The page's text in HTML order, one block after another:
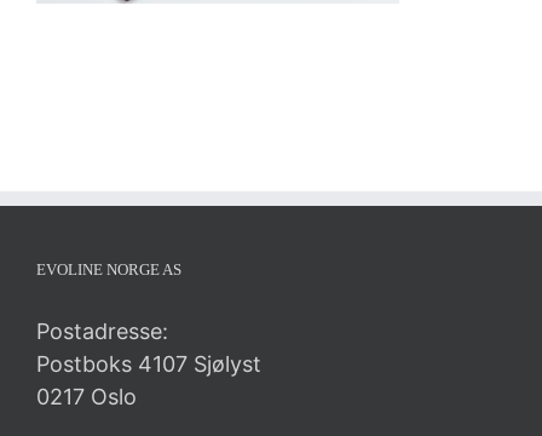
EVOLINE NORGE AS
Postadresse:
Postboks 4107 Sjølyst
0217 Oslo